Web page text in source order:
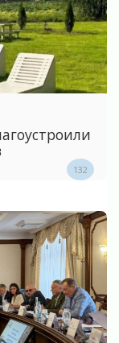
132